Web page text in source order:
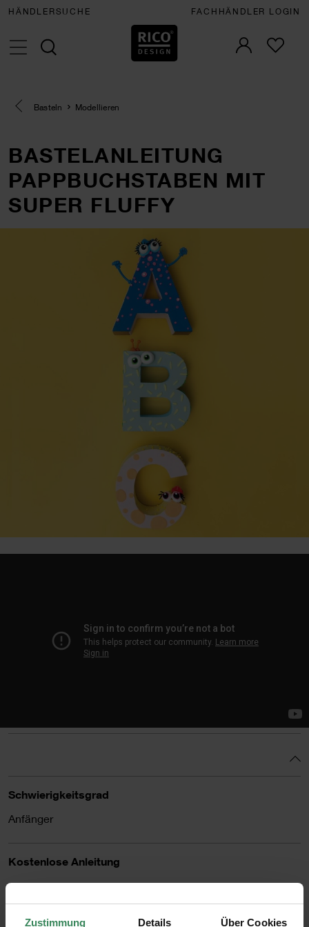
Zustimmung Details Über Cookies
HÄNDLERSUCHE FACHHÄNDLER LOGIN
Eine Kategorie zurück navigieren
Basteln Modellieren
BASTELANLEITUNG
PAPPBUCHSTABEN MIT
SUPER FLUFFY
Schwierigkeitsgrad
Anfänger
Kostenlose Anleitung
1. Die Buchstaben mit den Home Acrylic Farben anmalen
und trocknen lassen. Durch das Mischen der Farben